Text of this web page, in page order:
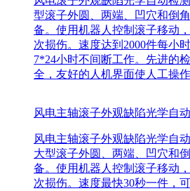
型滚子外圆、两端、凹穴和倒
备。使用机器人控制滚子移动
次损伤。速度达到2000件每小
7*24小时不间断工作。先进的
全，友好的人机界面使人工操作
风电主轴滚子外观缺陷光学自
风电主轴滚子外观缺陷光学自
大型滚子外圆、两端、凹穴和
备。使用机器人控制滚子移动
次损伤。速度最快30秒一件，